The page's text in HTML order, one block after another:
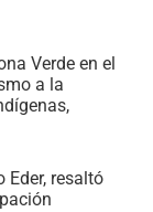
Verde en el
a la
Eder, resaltó